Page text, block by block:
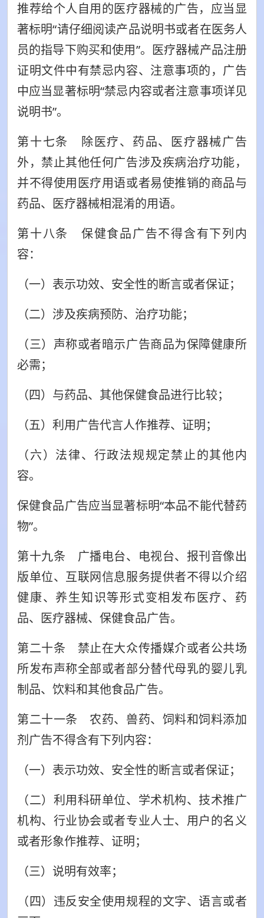
推荐给个人自用的医疗器械的广告，应当显
著标明“请仔细阅读产品说明书或者在医务人
员的指导下购买和使用”。医疗器械产品注册
证明文件中有禁忌内容、注意事项的，广告
中应当显著标明“禁忌内容或者注意事项详见
说明书”。
第十七条 除医疗、药品、医疗器械广告
外，禁止其他任何广告涉及疾病治疗功能，
并不得使用医疗用语或者易使推销的商品与
药品、医疗器械相混淆的用语。
第十八条 保健食品广告不得含有下列内
容：
（一）表示功效、安全性的断言或者保证；
（二）涉及疾病预防、治疗功能；
（三）声称或者暗示广告商品为保障健康所
必需；
（四）与药品、其他保健食品进行比较；
（五）利用广告代言人作推荐、证明；
（六）法律、行政法规规定禁止的其他内
容。
保健食品广告应当显著标明“本品不能代替药
物”。
第十九条 广播电台、电视台、报刊音像出
版单位、互联网信息服务提供者不得以介绍
健康、养生知识等形式变相发布医疗、药
品、医疗器械、保健食品广告。
第二十条 禁止在大众传播媒介或者公共场
所发布声称全部或者部分替代母乳的婴儿乳
制品、饮料和其他食品广告。
第二十一条 农药、兽药、饲料和饲料添加
剂广告不得含有下列内容：
（一）表示功效、安全性的断言或者保证；
（二）利用科研单位、学术机构、技术推广
机构、行业协会或者专业人士、用户的名义
或者形象作推荐、证明；
（三）说明有效率；
（四）违反安全使用规程的文字、语言或者